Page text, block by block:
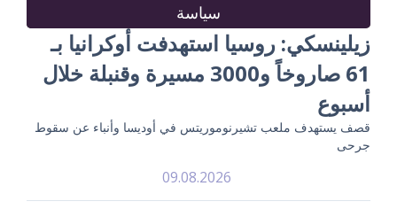
سياسة
زيلينسكي: روسيا استهدفت أوكرانيا بـ
61 صاروخاً و3000 مسيرة وقنبلة خلال
أسبوع
قصف يستهدف ملعب تشيرنوموريتس في أوديسا وأنباء عن سقوط
جرحى
09.08.2026